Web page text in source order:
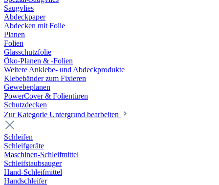
Saugvlies
Abdeckpaper
Abdecken mit Folie
Planen
Folien
Glasschutzfolie
Öko-Planen & -Folien
Weitere Anklebe- und Abdeckprodukte
Klebebänder zum Fixieren
Gewebeplanen
PowerCover & Folientüren
Schutzdecken
Zur Kategorie Untergrund bearbeiten
Schleifen
Schleifgeräte
Maschinen-Schleifmittel
Schleifstaubsauger
Hand-Schleifmittel
Handschleifer